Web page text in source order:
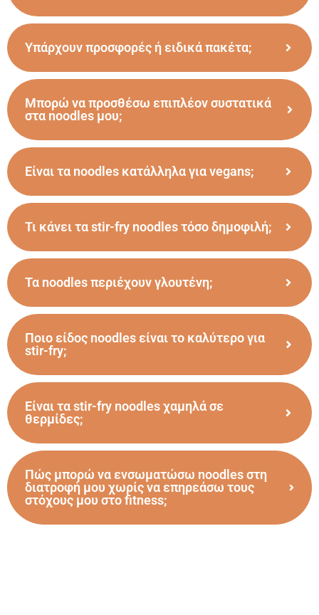
Υπάρχουν προσφορές ή ειδικά πακέτα;
Μπορώ να προσθέσω επιπλέον συστατικά
στα noodles μου;
Είναι τα noodles κατάλληλα για vegans;
Τι κάνει τα stir-fry noodles τόσο δημοφιλή;
Τα noodles περιέχουν γλουτένη;
Ποιο είδος noodles είναι το καλύτερο για
stir-fry;
Είναι τα stir-fry noodles χαμηλά σε
θερμίδες;
Πώς μπορώ να ενσωματώσω noodles στη
διατροφή μου χωρίς να επηρεάσω τους
στόχους μου στο fitness;